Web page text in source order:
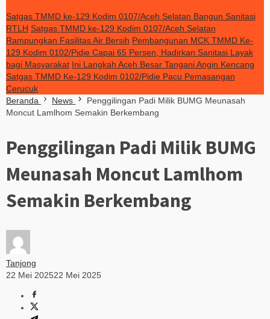
Satgas TMMD ke-129 Kodim 0107/Aceh Selatan Bangun Sanitasi
RTLH Satgas TMMD ke-129 Kodim 0107/Aceh Selatan
Rampungkan Fasilitas Air Bersih Pembangunan MCK TMMD Ke-
129 Kodim 0102/Pidie Capai 65 Persen, Hadirkan Sanitasi Layak
bagi Masyarakat Ini Langkah Aceh Besar Tangani Angin Kencang
Satgas TMMD Ke-129 Kodim 0102/Pidie Pacu Pemasangan
Cerucuk
Beranda
News
Penggilingan Padi Milik BUMG Meunasah
Moncut Lamlhom Semakin Berkembang
Penggilingan Padi Milik BUMG
Meunasah Moncut Lamlhom
Semakin Berkembang
Tanjong
22 Mei 202522 Mei 2025